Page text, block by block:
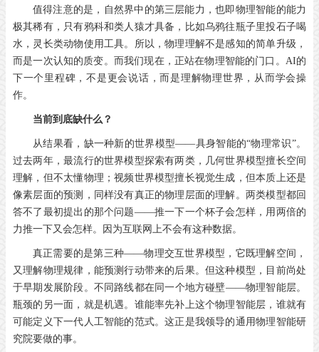
值得注意的是，自然界中的第三层能力，也即物理智能的能力
极其稀有，只有鸦科和类人猿才具备，比如乌鸦往瓶子里投石子喝
水，灵长类动物使用工具。所以，物理理解不是感知的简单升级，
而是一次认知的质变。而我们现在，正站在物理智能的门口。AI的
下一个里程碑，不是更会说话，而是理解物理世界，从而学会操
作。
当前到底缺什么？
从结果看，缺一种新的世界模型——具身智能的“物理常识”。
过去两年，最流行的世界模型探索有两类，几何世界模型擅长空间
理解，但不太懂物理；视频世界模型擅长视觉生成，但本质上还是
像素层面的预测，同样没有真正的物理层面的理解。两类模型都回
答不了最初提出的那个问题——推一下一个杯子会怎样，用两倍的
力推一下又会怎样。因为互联网上不会有这种数据。
真正需要的是第三种——物理交互世界模型，它既理解空间，
又理解物理规律，能预测行动带来的后果。但这种模型，目前尚处
于早期发展阶段。不同路线都在同一个地方碰壁——物理智能层。
瓶颈的另一面，就是机遇。谁能率先补上这个物理智能层，谁就有
可能定义下一代人工智能的范式。这正是我领导的通用物理智能研
究院要做的事。